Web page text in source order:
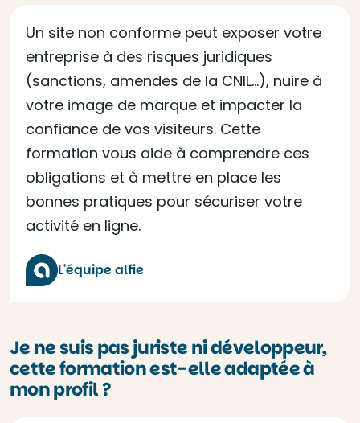
Un site non conforme peut exposer votre
entreprise à des risques juridiques
(sanctions, amendes de la CNIL…), nuire à
votre image de marque et impacter la
confiance de vos visiteurs. Cette
formation vous aide à comprendre ces
obligations et à mettre en place les
bonnes pratiques pour sécuriser votre
activité en ligne.
L'équipe alfie
Je ne suis pas juriste ni développeur,
cette formation est-elle adaptée à
mon profil ?